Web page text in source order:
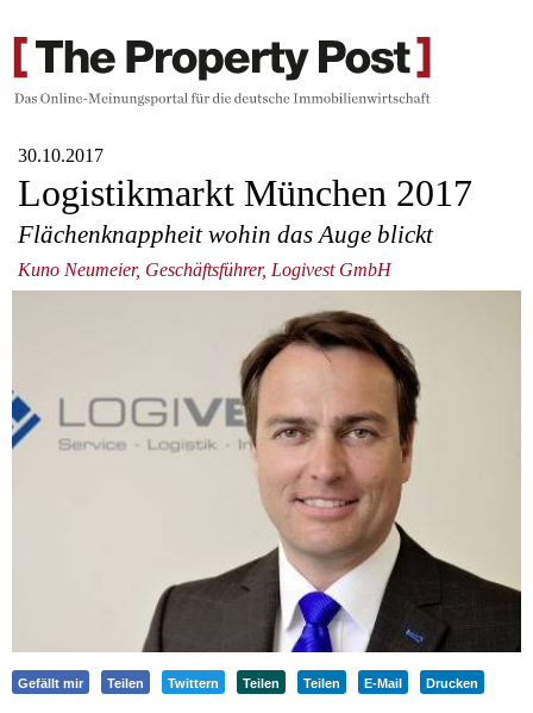
30.10.2017
Logistikmarkt München 2017
Flächenknappheit wohin das Auge blickt
Kuno Neumeier, Geschäftsführer, Logivest GmbH
Gefällt mir Teilen Twittern Teilen Teilen E-Mail Drucken